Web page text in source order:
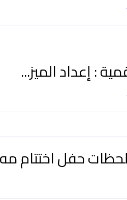
: إعداد الميز...
حفل اختتام